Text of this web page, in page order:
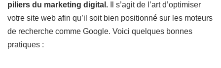
piliers du marketing digital. Il s’agit de l’art d’optimiser
votre site web afin qu’il soit bien positionné sur les moteurs
de recherche comme Google. Voici quelques bonnes
pratiques :